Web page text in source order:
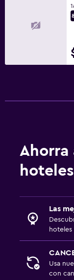
Ahorra
Las
hoteles
Usa
con